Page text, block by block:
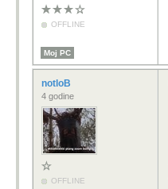
OFFLINE
Moj PC
notloB
4 godine
OFFLINE